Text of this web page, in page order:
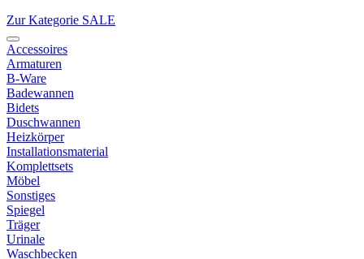
Zur Kategorie SALE
Accessoires
Armaturen
B-Ware
Badewannen
Bidets
Duschwannen
Heizkörper
Installationsmaterial
Komplettsets
Möbel
Sonstiges
Spiegel
Träger
Urinale
Waschbecken